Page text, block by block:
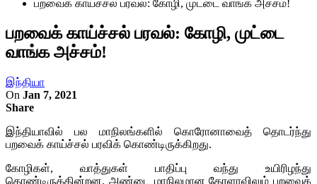
பறவைக் காய்ச்சல் பரவல்: கோழி, முட்டை வாங்க அச்சம்!
பறவைக் காய்ச்சல் பரவல்: கோழி, முட்டை
வாங்க அச்சம்!
இந்தியா
On Jan 7, 2021
Share
இந்தியாவில் பல மாநிலங்களில் கொரோனாவைத் தொடர்ந்து
பறவைக் காய்ச்சல் பரவிக் கொண்டிருக்கிறது.
கோழிகள், வாத்துகள் பாதிப்பு வந்து உயிரிழந்து
கொண்டிருக்கின்றன. அண்டை மாநிலமான கேரளாவிலும் பறவைக்